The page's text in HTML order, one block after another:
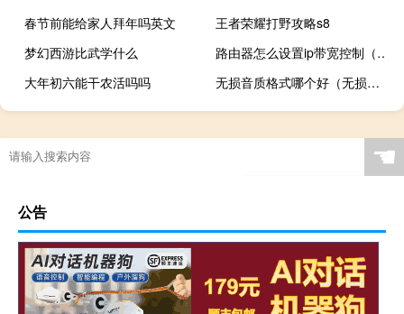
春节前能给家人拜年吗英文
王者荣耀打野攻略s8
梦幻西游比武学什么
路由器怎么设置ip带宽控制（路由器怎么设置ip）
大年初六能干农活吗吗
无损音质格式哪个好（无损音质是什么格式）
☚
公告